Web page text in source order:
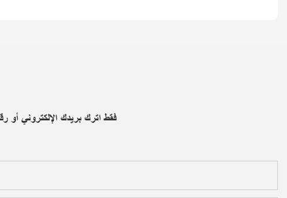
فقط اترك بريدك الإلكتروني